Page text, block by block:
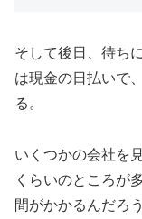
そして後日、待ち
は現金の日払いで
る。
いくつかの会社を
くらいのところが
間がかかるんだろう